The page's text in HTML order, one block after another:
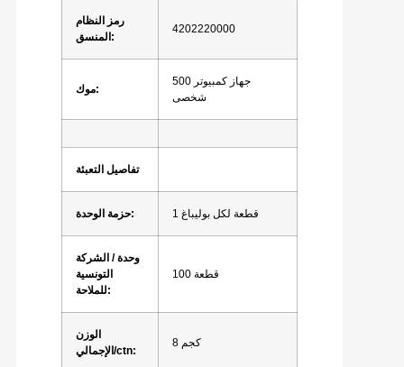
رمز النظام
المنسق:
4202220000
موك:
500 جهاز كمبيوتر
شخصى
تفاصيل التعبئة
حزمة الوحدة: 1 قطعة لكل بوليباغ
وحدة / الشركة
التونسية
للملاحة:
100 قطعة
الوزن
الإجمالي/ctn:
8 كجم